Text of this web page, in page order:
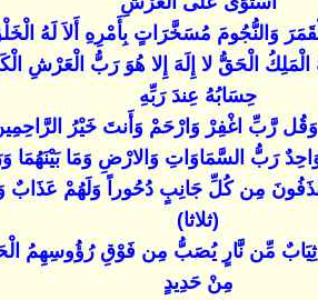
وَالنُّجُومَ مُسَخَّرَاتٍ بِأَمْرِهِ أَلاَ لَهُ
الْمَلِكُ الْحَقُّ لا إِلَهَ إِلا هُوَ رَبُّ الْعَرْشِ
حِسَابُهُ عِندَ رَبِّهِ
وَقُل رَّبِّ اغْفِرْ وَارْحَمْ وَأَنتَ خَيْرُ
رَبُّ السَّمَاوَاتِ وَالارْضِ وَمَا بَيْنَهُمَا
مِن كُلِّ جَانِبٍ دُحُوراً وَلَهُمْ
(ثلاثا)
مِّن نَّارٍ يُصَبُّ مِن فَوْقِ رُؤُوسِهِمُ
مِنْ حَدِيدٍ